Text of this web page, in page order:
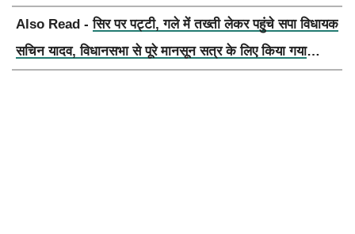
Also Read -सिर पर पट्टी, गले में तख्ती लेकर पहुंचे सपा विधायक
सचिन यादव, विधानसभा से पूरे मानसून सत्र के लिए किया गया